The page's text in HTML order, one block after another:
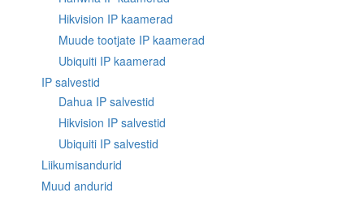
Hikvision IP kaamerad
Muude tootjate IP kaamerad
Ubiquiti IP kaamerad
IP salvestid
Dahua IP salvestid
Hikvision IP salvestid
Ubiquiti IP salvestid
Liikumisandurid
Muud andurid